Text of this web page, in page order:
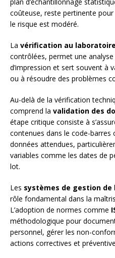
coûteuse, reste pertinente
le risque est modéré.
La vérification au laboratoire
contrôlées, permet une
d’impression et sert souvent à
ou à résoudre des problèmes
Au-delà de la vérification
comprend la validation des
étape critique consiste à
contenues dans le code-
données attendues,
variables comme les dates de
lot.
Les systèmes de gestion de
rôle fondamental dans la
L’adoption de normes comme
méthodologique pour
personnel, gérer les non-
actions correctives et